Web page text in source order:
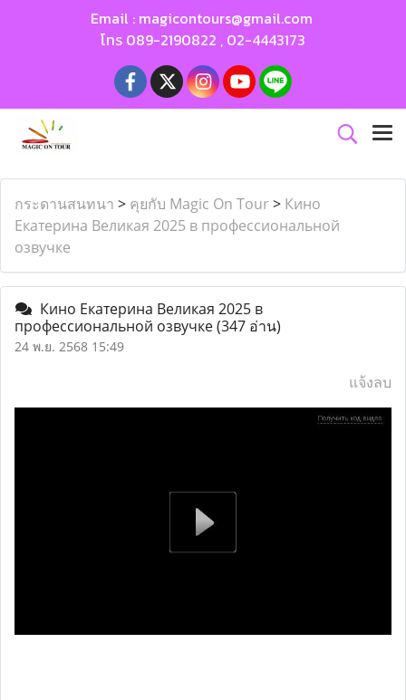
Email : magicontours@gmail.com
โทร 089-2190822 , 02-4443173
กระดานสนทนา > คุยกับ Magic On Tour > Кино
Екатерина Великая 2025 в профессиональной
озвучке
Кино Екатерина Великая 2025 в
профессиональной озвучке(347 อ่าน)
24 พ.ย. 2568 15:49
แจ้งลบ